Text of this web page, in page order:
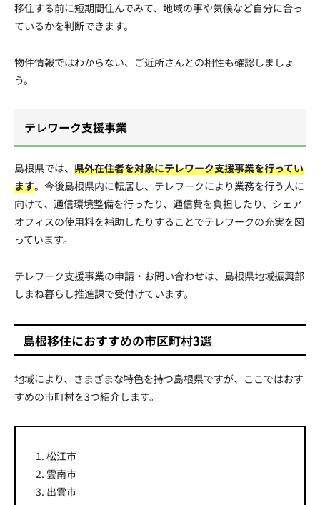
移住する前に短期間住んでみて、地域の事や気候など自分に合っ
ているかを判断できます。
物件情報ではわからない、ご近所さんとの相性も確認しましょ
う。
テレワーク支援事業
島根県では、 県外在住者を対象にテレワーク支援事業を行ってい
ます。今後島根県内に転居し、テレワークにより業務を行う人に
向けて、通信環境整備を行ったり、通信費を負担したり、シェア
オフィスの使用料を補助したりすることでテレワークの充実を図
っています。
テレワーク支援事業の申請・お問い合わせは、島根県地域振興部
しまね暮らし推進課で受付けています。
島根移住におすすめの市区町村3選
地域により、さまざまな特色を持つ島根県ですが、ここではおす
すめの市町村を3つ紹介します。
1. 松江市
2. 雲南市
3. 出雲市